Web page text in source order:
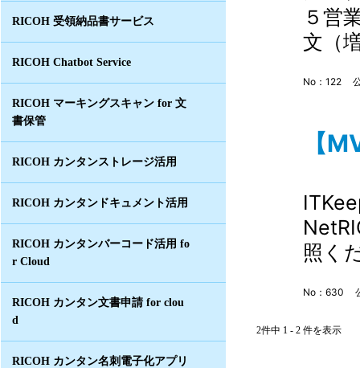
RICOH 受領納品書サービス
RICOH Chatbot Service
RICOH マーキングスキャン for 文
書保管
RICOH カンタンストレージ活用
RICOH カンタンドキュメント活用
RICOH カンタンバーコード活用 fo
r Cloud
RICOH カンタン文書申請 for clou
d
RICOH カンタン名刺電子化アプリ
５営
文（
No：122
【
照く
No：630
2件中 1 - 2 件を表示